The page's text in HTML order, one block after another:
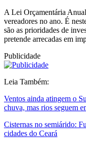
A Lei Orçamentária
vereadores no ano. É
são as prioridades de
pretende arrecadas em
Publicidade
Leia Também:
Ventos ainda atingem o
chuva, mas rios seguem
Cisternas no semiárido:
cidades do Ceará